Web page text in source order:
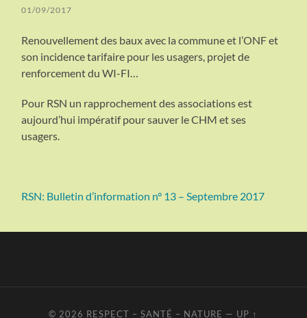
01/09/2017
Renouvellement des baux avec la commune et l’ONF et
son incidence tarifaire pour les usagers, projet de
renforcement du WI-FI…
Pour RSN un rapprochement des associations est
aujourd’hui impératif pour sauver le CHM et ses
usagers.
RSN: Bulletin d’information n° 13 – Septembre 2017
© 2026 RESPECT – SANTÉ – NATURE — UP ↑